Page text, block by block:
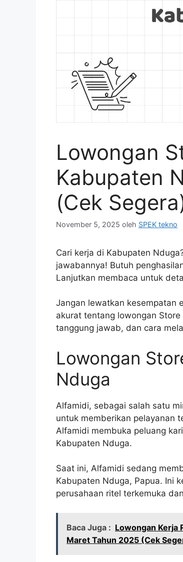
Lowongan
Kabupaten
(Cek
November 5, 2025 oleh SPEK tekno
Cari kerja di Kabupaten
jawabannya! Butuh
Lanjutkan membaca untuk
Jangan lewatkan kesempatan
akurat tentang lowongan
tanggung jawab, dan cara
Lowongan
Nduga
Alfamidi, sebagai salah satu
untuk memberikan pelayanan
Alfamidi membuka peluang
Kabupaten Nduga.
Saat ini, Alfamidi sedang
Kabupaten Nduga, Papua. Ini
perusahaan ritel terkemuka
Baca Juga : Lowongan Kerja
Maret Tahun 2025 (Cek